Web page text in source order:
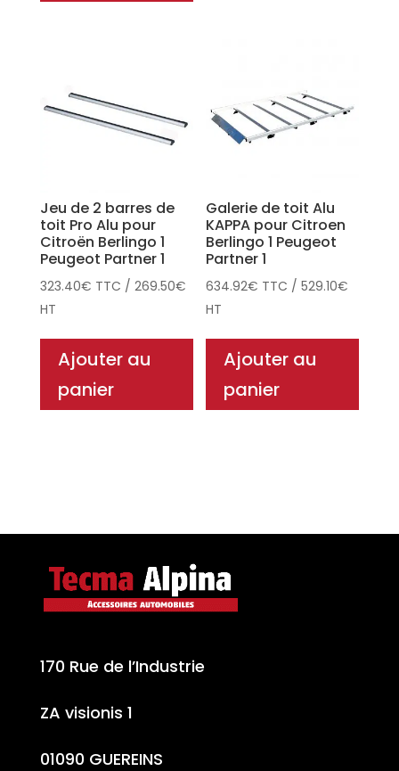
Jeu de 2 barres de
toit Pro Alu pour
Citroën Berlingo 1
Peugeot Partner 1
323.40€ TTC / 269.50€
HT
Ajouter au
panier
Galerie de toit Alu
KAPPA pour Citroen
Berlingo 1 Peugeot
Partner 1
634.92€ TTC /529.10€
HT
Ajouter au
panier
170 Rue de l’Industrie
ZA visionis 1
01090 GUEREINS